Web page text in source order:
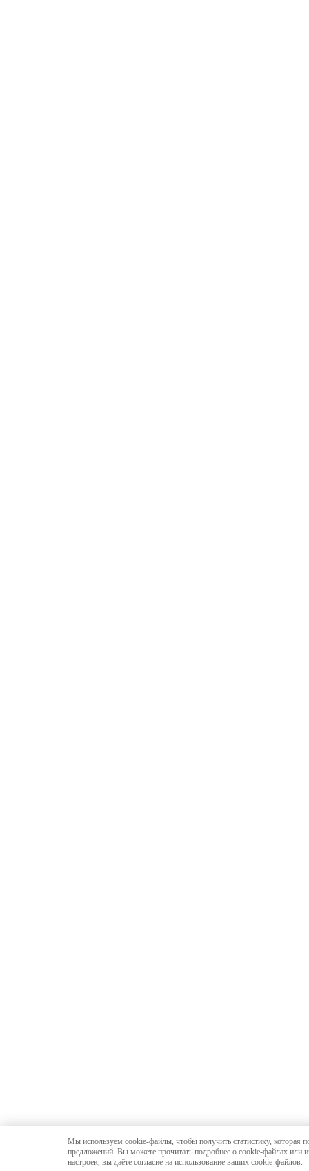
Мы используем cookie-файлы, чтобы получить статистику, которая
предложений. Вы можете прочитать подробнее о cookie-файлах или
настроек, вы даёте согласие на использование ваших cookie-файлов.